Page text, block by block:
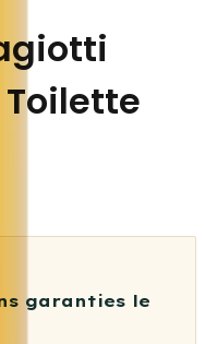
Toilette
garanties le